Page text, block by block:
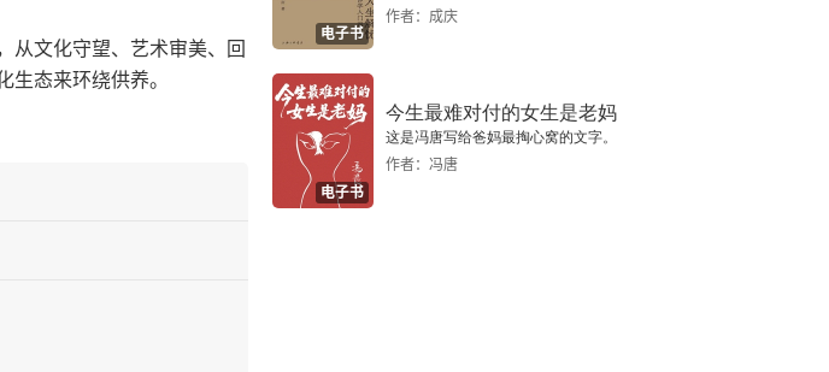
从文化守望、艺术审美、回
态来环绕供养。
电子书
作者：成庆
电子书
今生最难对付的女生是老妈
这是冯唐写给爸妈最掏心窝的文字。
作者：冯唐